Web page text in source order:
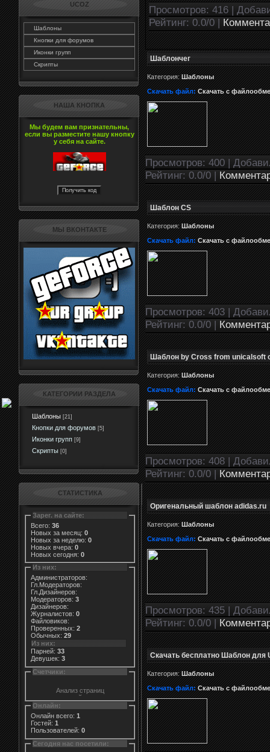
UCOZ
Шаблоны
Кнопки для форумов
Иконки групп
Скрипты
НАША КНОПКА
Мы будем вам признательны,
если вы разместите нашу кнопку
у себя на сайте.
МЫ ВКОНТАКТЕ
КАТЕГОРИИ РАЗДЕЛА
Шаблоны [21]
Кнопки для форумов [5]
Иконки групп [9]
Скрипты [0]
СТАТИСТИКА
Зарег. на сайте:
Всего: 36
Новых за месяц: 0
Новых за неделю: 0
Новых вчера: 0
Новых сегодня: 0
Из них:
Администраторов:
Гл.Модераторов:
Гл.Дизайнеров:
Модераторов: 3
Дизайнеров:
Журналистов: 0
Файловиков:
Проверенных: 2
Обычных: 29
Из них:
Парней: 33
Девушек: 3
Счетчики:
Онлайн:
Онлайн всего: 1
Гостей: 1
Пользователей: 0
Сегодня нас посетили:
Просмотров: 416 |
Рейтинг: 0.0/0 |
Шаблончег
Категория:Шаблоны
Скачать файл: Скачать с
Просмотров: 400 |
Рейтинг: 0.0/0 |
Шаблон CS
Категория:Шаблоны
Скачать файл: Скачать с
Просмотров: 403 |
Рейтинг: 0.0/0 |
Шаблон by Cross from unicalsoft
Категория:Шаблоны
Скачать файл: Скачать с
Просмотров: 408 |
Рейтинг: 0.0/0 |
Оригенальный шаблон adidas.ru
Категория:Шаблоны
Скачать файл: Скачать с
Просмотров: 435 |
Рейтинг: 0.0/0 |
Скачать бесплатно Шаблон для
Категория:Шаблоны
Скачать файл: Скачать с